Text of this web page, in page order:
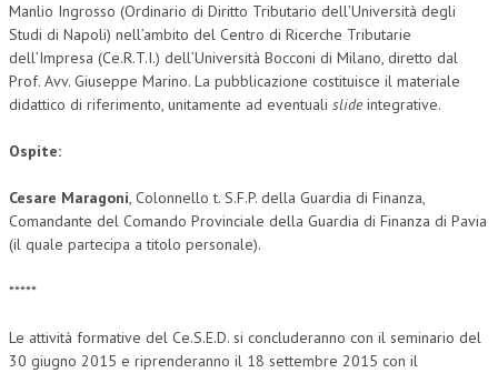
DIRITTO DEL WEB
DIRITTO DELLE IMPRESE IN CRISI
CRIMINOLOGIA E CRIMINALISTICA
DIRITTO TRIBUTARIO
CRIMINOLOGIA TRIBUTARIA
Manlio Ingrosso (Ordinario di Diritto Tributario dell’Università degli
Studi di Napoli) nell’ambito del Centro di Ricerche Tributarie
dell’Impresa (Ce.R.T.I.) dell’Università Bocconi di Milano, diretto dal
Prof. Avv. Giuseppe Marino. La pubblicazione costituisce il materiale
didattico di riferimento, unitamente ad eventuali slideintegrative.
Ospite:
Cesare Maragoni, Colonnello t. S.F.P. della Guardia di Finanza,
Comandante del Comando Provinciale della Guardia di Finanza di Pavia
(il quale partecipa a titolo personale).
*****
Le attività formative del Ce.S.E.D. si concluderanno con il seminario del
30 giugno 2015 e riprenderanno il 18 settembre 2015 con il